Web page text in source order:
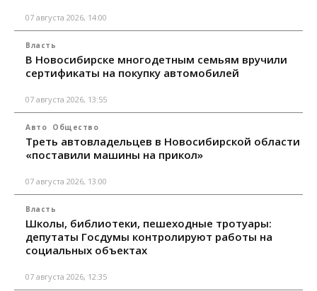
07 августа 2026, 14:00
Власть
В Новосибирске многодетным семьям вручили
сертификаты на покупку автомобилей
07 августа 2026, 13:55
Авто Общество
Треть автовладельцев в Новосибирской области
«поставили машины на прикол»
07 августа 2026, 13:00
Власть
Школы, библиотеки, пешеходные тротуары:
депутаты Госдумы контролируют работы на
социальных объектах
07 августа 2026, 12:35